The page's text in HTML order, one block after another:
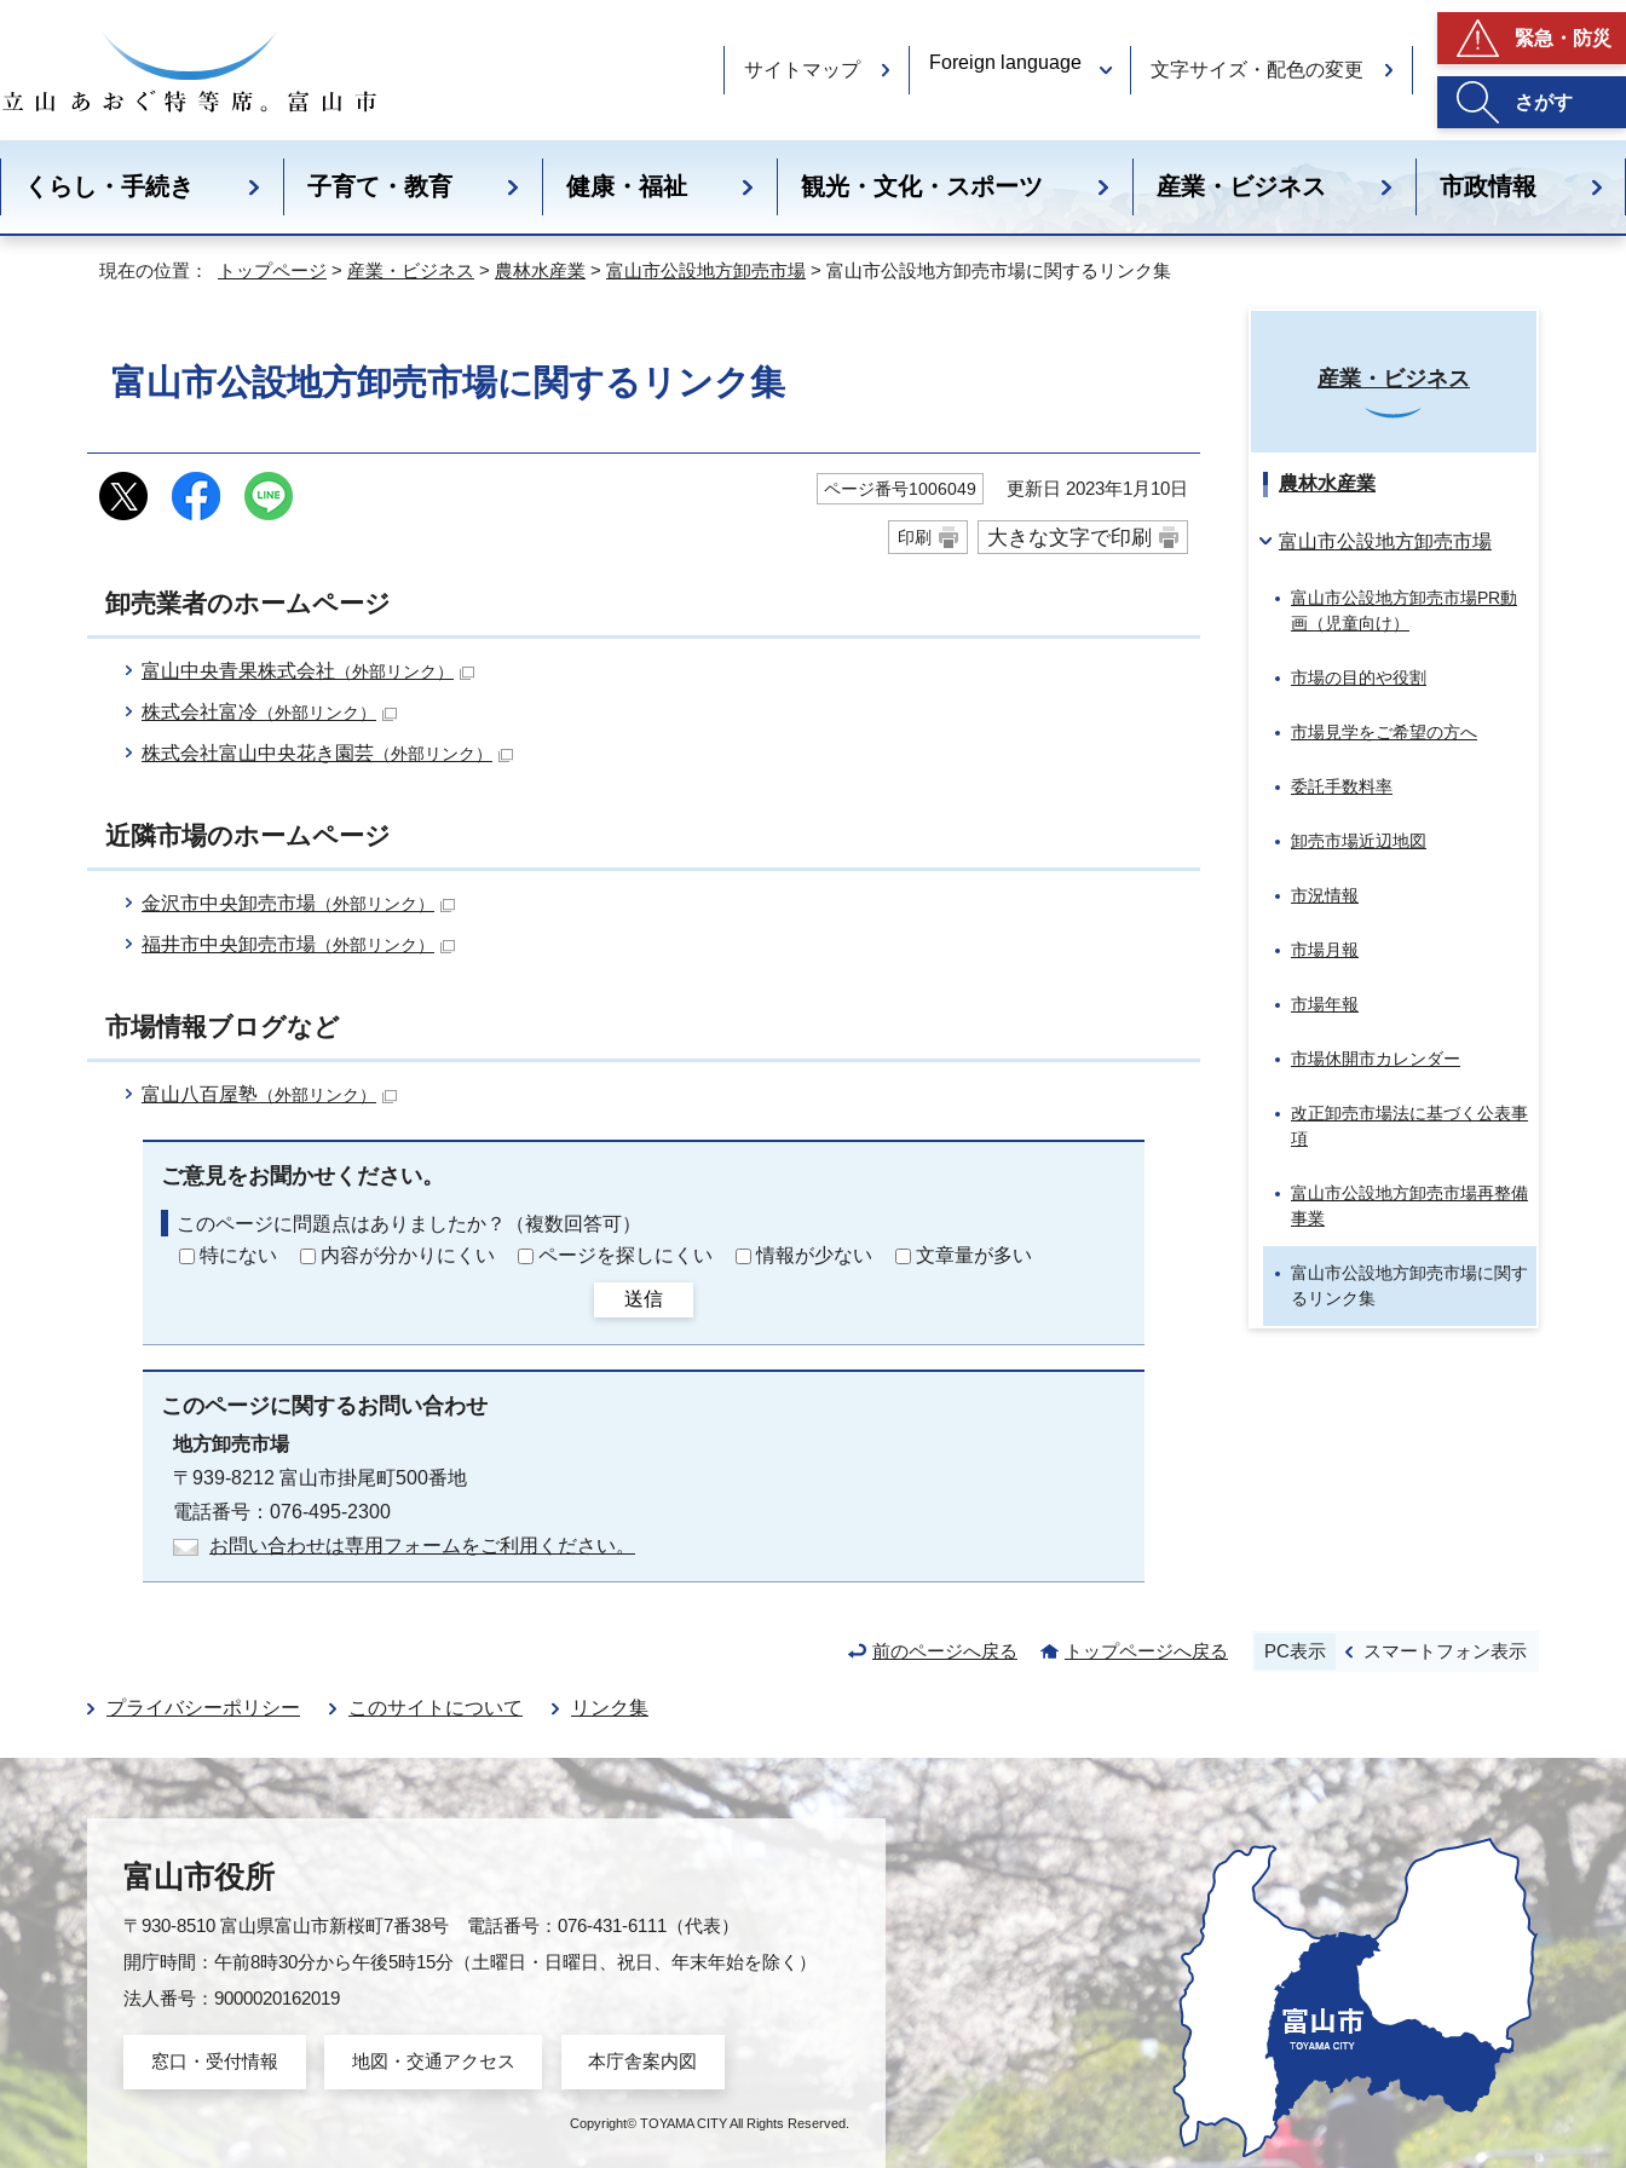
サイトマップ Foreign language 文字サイズ・配色の変更
緊急・防災
さがす
くらし・手続き 子育て・教育 健康・福祉 観光・文化・スポーツ 産業・ビジネス 市政情報
現在の位置： トップページ > 産業・ビジネス > 農林水産業 > 富山市公設地方卸売市場 > 富山市公設地方卸売市場に関するリンク集
富山市公設地方卸売市場に関するリンク集
ページ番号1006049 更新日 2023年1月10日
印刷 大きな文字で印刷
卸売業者のホームページ
富山中央青果株式会社 （外部リンク）
株式会社富冷 （外部リンク）
株式会社富山中央花き園芸 （外部リンク）
近隣市場のホームページ
金沢市中央卸売市場 （外部リンク）
福井市中央卸売市場 （外部リンク）
市場情報ブログなど
富山八百屋塾 （外部リンク）
ご意見をお聞かせください。
このページに問題点はありましたか？（複数回答可）
特にない
内容が分かりにくい ページを探しにくい 情報が少ない 文章量が多い
送信
このページに関するお問い合わせ
地方卸売市場
〒939-8212 富山市掛尾町500番地
電話番号：076-495-2300
お問い合わせは専用フォームをご利用ください。
産業・ビジネス
農林水産業
富山市公設地方卸売市場
富山市公設地方卸売市場PR動
画（児童向け）
市場の目的や役割
市場見学をご希望の方へ
委託手数料率
卸売市場近辺地図
市況情報
市場月報
市場年報
市場休開市カレンダー
改正卸売市場法に基づく公表事
項
富山市公設地方卸売市場再整備
事業
富山市公設地方卸売市場に関す
るリンク集
前のページへ戻る トップページへ戻る PC表示 スマートフォン表示
プライバシーポリシー このサイトについて リンク集
富山市役所
〒930-8510 富山県富山市新桜町7番38号 電話番号：076-431-6111（代表）
開庁時間：午前8時30分から午後5時15分（土曜日・日曜日、祝日、年末年始を除く）
法人番号：9000020162019
窓口・受付情報 地図・交通アクセス 本庁舎案内図
Copyright© TOYAMA CITY All Rights Reserved.